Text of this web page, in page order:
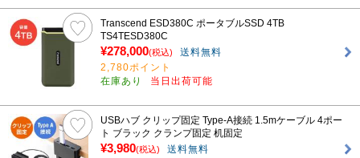
Transcend ESD380C ポータブルSSD 4TB
TS4TESD380C
¥278,000(税込)
送料無料
2,780ポイント
在庫あり
当日出荷可能
USBハブ クリップ固定 Type-A接続 1.5mケーブル 4ポー
ト ブラック クランプ固定 机固定
¥3,980(税込)
送料無料